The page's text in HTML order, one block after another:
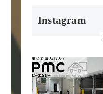
Instagram